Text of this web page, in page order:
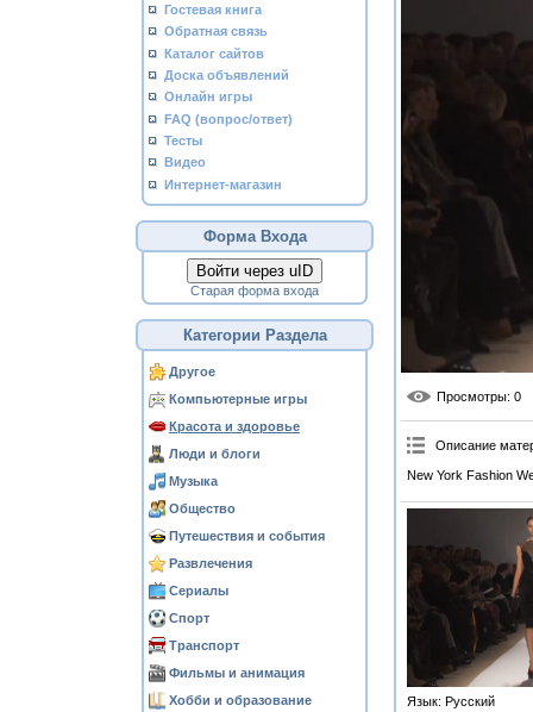
Гостевая книга
Обратная связь
Каталог сайтов
Доска объявлений
Онлайн игры
FAQ (вопрос/ответ)
Тесты
Видео
Интернет-магазин
Форма Входа
Войти через uID
Старая форма входа
Категории Раздела
Другое
Компьютерные игры
Красота и здоровье
Люди и блоги
Музыка
Общество
Путешествия и события
Развлечения
Сериалы
Спорт
Транспорт
Фильмы и анимация
Хобби и образование
Просмотры: 0
Описание
New York Fashion
Язык: Русский